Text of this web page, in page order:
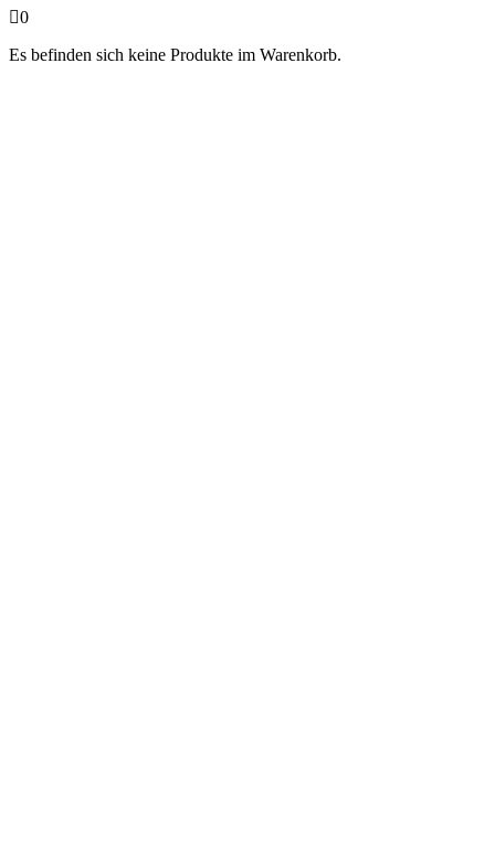
0
Es befinden sich keine Produkte im Warenkorb.